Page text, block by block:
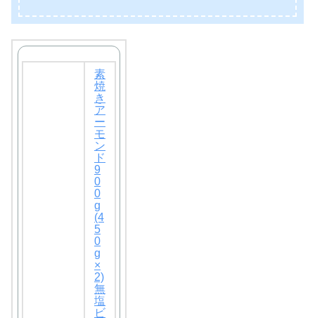
素
焼
き
ア
ー
モ
ン
ド
9
0
0
g
(4
5
0
g
×
2)
無
塩
ビ